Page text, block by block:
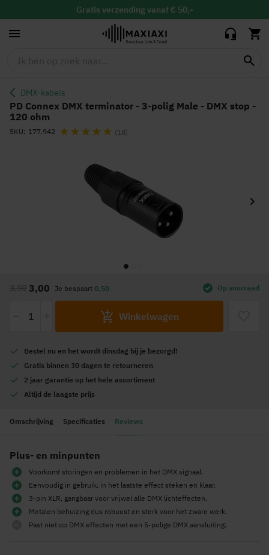
Gratis verzending vanaf € 50,-
binnen 30 dagen ruilen & retour
Vandaag besteld, maandag in huis
DMX-kabels
120 ohm
PD Connex DMX terminator - 3-polig Male - DMX stop -
120 ohm
SKU 177.942 Waardering: (18)
3,00
3,50 Je bespaart 0,50
Winkelwagen
Op voorraad
Bestel nu en het wordt dinsdag bij je bezorgd!
Gratis binnen 30 dagen te retourneren
2 jaar garantie op het hele assortiment
Altijd de laagste prijs
het
afbeeldingen-
gallerij
Omschrijving Specificaties Reviews
Plus- en minpunten
Voorkomt storingen en problemen in het DMX signaal.
Eenvoudig in gebruik, in het laatste effect steken en klaar.
3-pin XLR, gangbaar voor vrijwel alle DMX lichteffecten.
Metalen behuizing dus robuust en sterk voor het zware werk.
Past niet op DMX effecten met een 5-polige DMX aansluiting.